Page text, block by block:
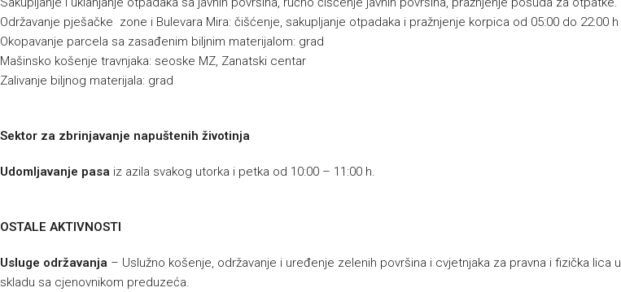
Održavanje pješačke zone i Bulevara Mira: čišćenje, sakupljanje otpadaka i pražnjenje korpica od 05:00 do 22:00 h
Okopavanje parcela sa zasađenim biljnim materijalom: grad
Mašinsko košenje travnjaka: seoske MZ, Zanatski centar
Zalivanje biljnog materijala: grad
Sektor za zbrinjavanje napuštenih životinja
Udomljavanje pasa iz azila svakog utorka i petka od 10:00 – 11:00 h.
OSTALE AKTIVNOSTI
Usluge održavanja – Uslužno košenje, održavanje i uređenje zelenih površina i cvjetnjaka za pravna i fizička lica u
skladu sa cjenovnikom preduzeća.